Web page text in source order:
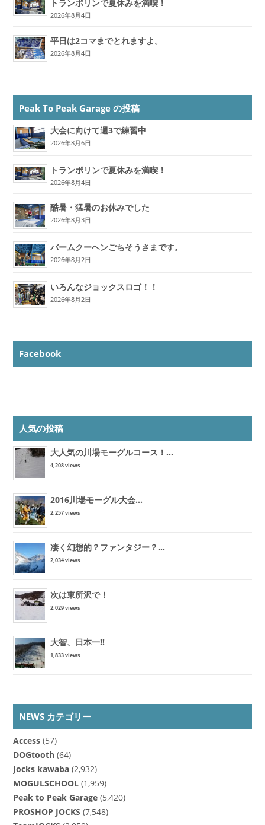
トランポリンで夏休みを満喫！
2026年8月4日
平日は2コマまでとれますよ。
2026年8月4日
Peak To Peak Garage の投稿
大会に向けて週3で練習中
2026年8月6日
トランポリンで夏休みを満喫！
2026年8月4日
酷暑・猛暑のお休みでした
2026年8月3日
バームクーヘンごちそうさまです。
2026年8月2日
いろんなジョックスロゴ！！
2026年8月2日
Facebook
人気の投稿
大人気の川場モーグルコース！...
4,208 views
2016川場モーグル大会...
2,257 views
凄く幻想的？ファンタジー？...
2,034 views
次は東所沢で！
2,029 views
大智、日本一!!
1,833 views
NEWS カテゴリー
Access(57)
DOGtooth(64)
Jocks kawaba(2,932)
MOGULSCHOOL(1,959)
Peak to Peak Garage(5,420)
PROSHOP JOCKS (7,548)